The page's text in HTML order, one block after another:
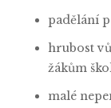
padělání
hrubost
žákům
malé